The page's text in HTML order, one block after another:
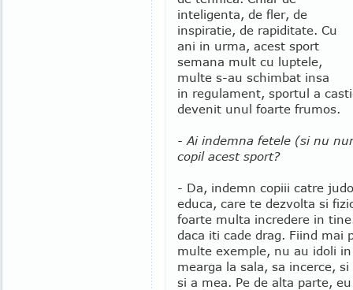
inteligenta, de fler, de
inspiratie, de rapiditate. Cu
ani in urma, acest sport
semana mult cu luptele,
multe s-au schimbat insa
in regulament, sportul a
devenit unul foarte frumos.
- Ai indemna fetele (si nu
copil acest sport?
- Da, indemn copiii catre
educa, care te dezvolta si
foarte multa incredere in
daca iti cade drag. Fiind mai
multe exemple, nu au idoli
mearga la sala, sa incerce,
si a mea. Pe de alta parte,